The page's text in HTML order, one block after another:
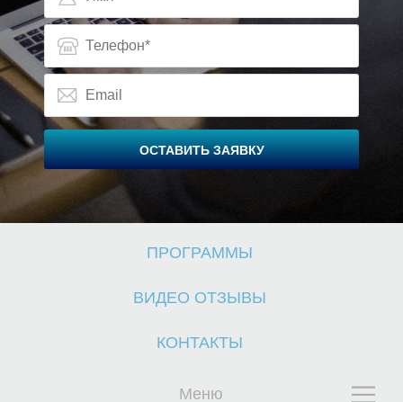
О
ОСТАВИТЬ ЗАЯВКУ
ПРОГРАММЫ
ВИДЕО ОТЗЫВЫ
КОНТАКТЫ
Меню
О